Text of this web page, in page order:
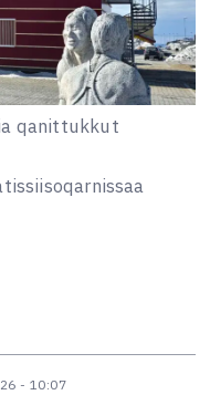
qanittukkut
- 10:07